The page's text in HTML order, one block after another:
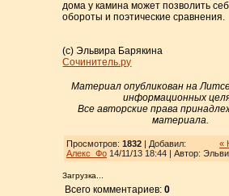
дома у камина может позволить
обороты и поэтические сравнения.
(с) Эльвира Барякина
Сочинитель.ру
Материал опубликован на
информационных
Все авторские права
материала.
«
Просмотров: 1832| Добавил:
Алекс_Фо14/11/13 18:44 | Автор:
Загрузка...
Всего комментариев:0